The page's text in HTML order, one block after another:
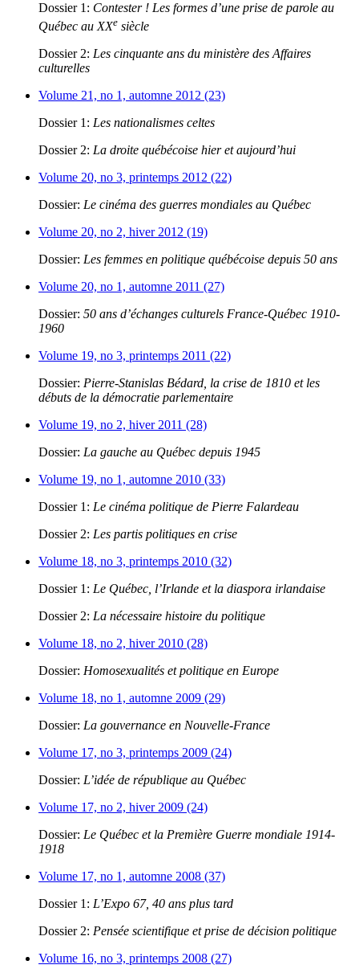
Dossier 1: Contester ! Les formes d’une prise de parole au
Québec au XXe siècle
Dossier 2: Les cinquante ans du ministère des Affaires
culturelles
Volume 21, no 1, automne 2012 (23)
Dossier 1: Les nationalismes celtes
Dossier 2: La droite québécoise hier et aujourd’hui
Volume 20, no 3, printemps 2012 (22)
Dossier: Le cinéma des guerres mondiales au Québec
Volume 20, no 2, hiver 2012 (19)
Dossier: Les femmes en politique québécoise depuis 50 ans
Volume 20, no 1, automne 2011 (27)
Dossier: 50 ans d’échanges culturels France-Québec 1910-
1960
Volume 19, no 3, printemps 2011 (22)
Dossier: Pierre-Stanislas Bédard, la crise de 1810 et les
débuts de la démocratie parlementaire
Volume 19, no 2, hiver 2011 (28)
Dossier: La gauche au Québec depuis 1945
Volume 19, no 1, automne 2010 (33)
Dossier 1: Le cinéma politique de Pierre Falardeau
Dossier 2: Les partis politiques en crise
Volume 18, no 3, printemps 2010 (32)
Dossier 1: Le Québec, l’Irlande et la diaspora irlandaise
Dossier 2: La nécessaire histoire du politique
Volume 18, no 2, hiver 2010 (28)
Dossier: Homosexualités et politique en Europe
Volume 18, no 1, automne 2009 (29)
Dossier: La gouvernance en Nouvelle-France
Volume 17, no 3, printemps 2009 (24)
Dossier: L’idée de république au Québec
Volume 17, no 2, hiver 2009 (24)
Dossier: Le Québec et la Première Guerre mondiale 1914-
1918
Volume 17, no 1, automne 2008 (37)
Dossier 1: L’Expo 67, 40 ans plus tard
Dossier 2: Pensée scientifique et prise de décision politique
Volume 16, no 3, printemps 2008 (27)